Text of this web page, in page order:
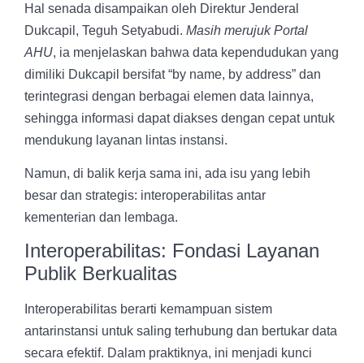
Hal senada disampaikan oleh Direktur Jenderal
Dukcapil, Teguh Setyabudi. Masih merujuk Portal
AHU, ia menjelaskan bahwa data kependudukan yang
dimiliki Dukcapil bersifat “by name, by address” dan
terintegrasi dengan berbagai elemen data lainnya,
sehingga informasi dapat diakses dengan cepat untuk
mendukung layanan lintas instansi.
Namun, di balik kerja sama ini, ada isu yang lebih
besar dan strategis: interoperabilitas antar
kementerian dan lembaga.
Interoperabilitas: Fondasi Layanan
Publik Berkualitas
Interoperabilitas berarti kemampuan sistem
antarinstansi untuk saling terhubung dan bertukar data
secara efektif. Dalam praktiknya, ini menjadi kunci